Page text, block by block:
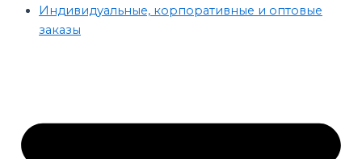
Индивидуальные, корпоративные и оптовые
заказы